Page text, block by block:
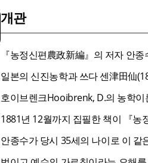
개관
『농정신편農政新編』의 저자 안
일본의 신진농학과 쓰다 센津田仙
호이브렌크Hooibrenk, D.의 농학
1881년 12월까지 집필한 책이 『농
안종수가 당시 35세의 나이로 이